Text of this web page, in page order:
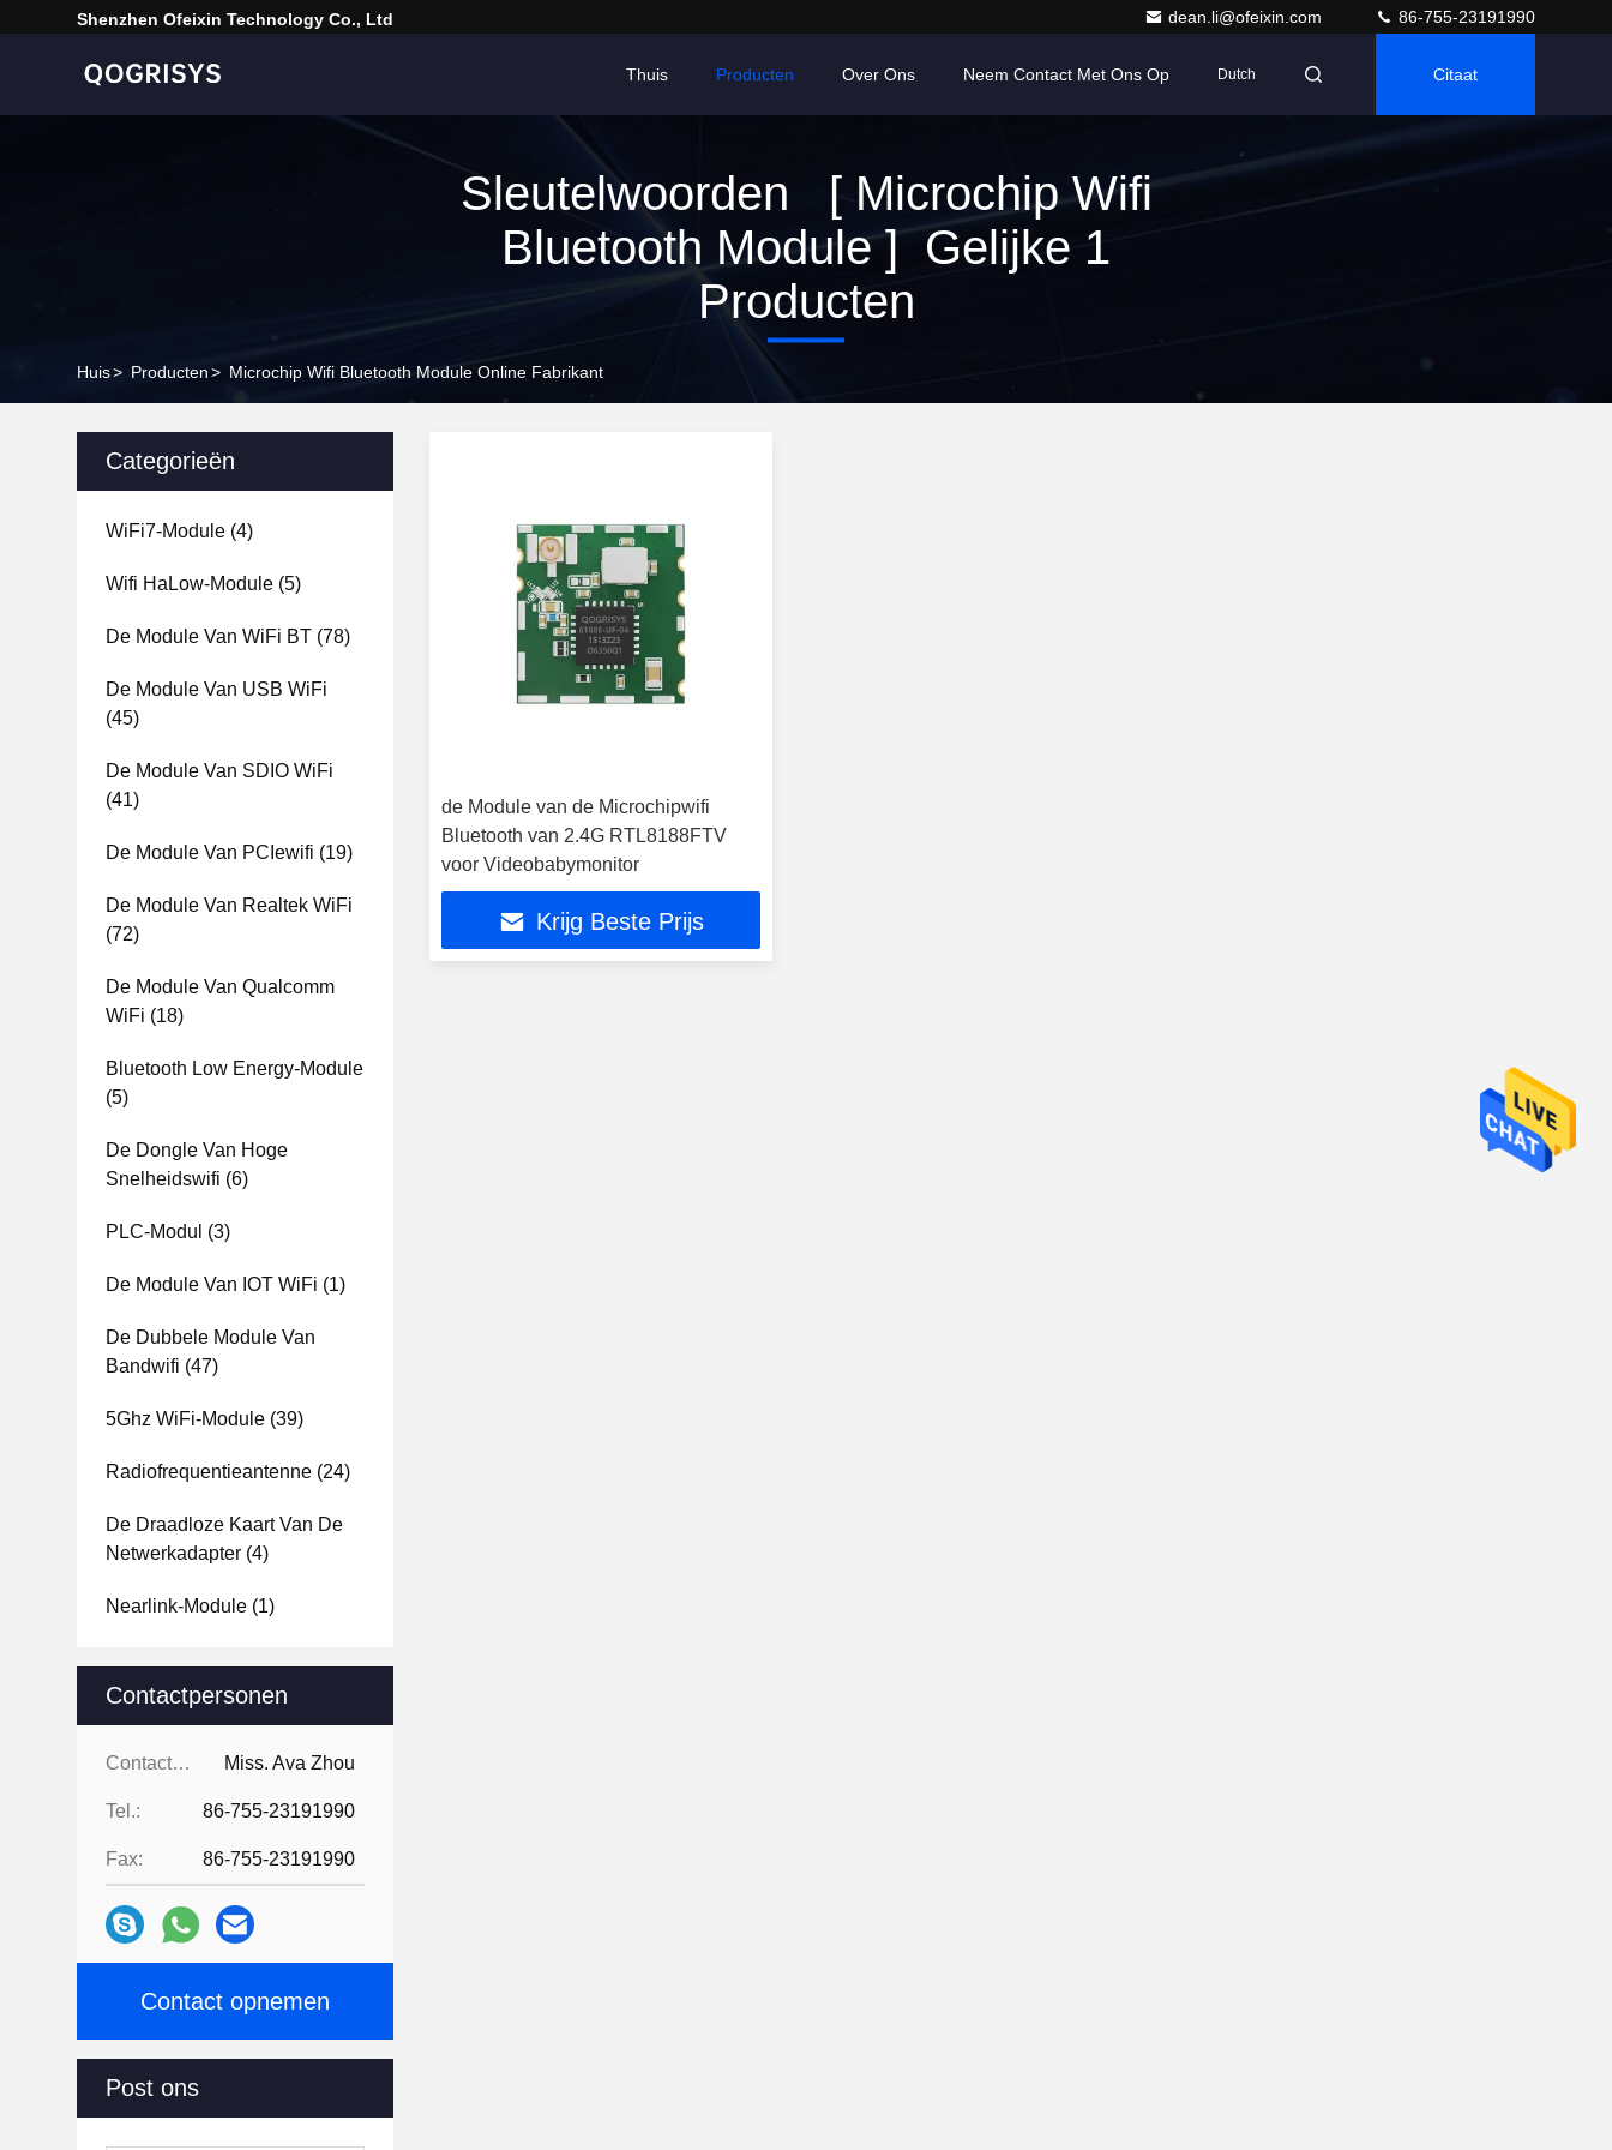
Shenzhen Ofeixin Technology Co., Ltd dean.li@ofeixin.com 86-755-23191990
Thuis Producten Over Ons Neem Contact Met Ons Op Dutch Citaat
Sleutelwoorden [ Microchip Wifi
Bluetooth Module ] Gelijke 1
Producten
Huis> Producten> Microchip Wifi Bluetooth Module Online Fabrikant
Categorieën
WiFi7-Module (4)
Wifi HaLow-Module (5)
De Module Van WiFi BT (78)
De Module Van USB WiFi
(45)
De Module Van SDIO WiFi
(41)
De Module Van PCIewifi (19)
De Module Van Realtek WiFi
(72)
De Module Van Qualcomm
WiFi (18)
Bluetooth Low Energy-Module
(5)
De Dongle Van Hoge
Snelheidswifi (6)
PLC-Modul (3)
De Module Van IOT WiFi (1)
De Dubbele Module Van
Bandwifi (47)
5Ghz WiFi-Module (39)
Radiofrequentieantenne (24)
De Draadloze Kaart Van De
Netwerkadapter (4)
Nearlink-Module (1)
Contactpersonen
Contactpersonen: Miss. Ava Zhou
Tel.: 86-755-23191990
Fax: 86-755-23191990
Contact opnemen
Post ons
de Module van de Microchipwifi
Bluetooth van 2.4G RTL8188FTV
voor Videobabymonitor
Krijg Beste Prijs